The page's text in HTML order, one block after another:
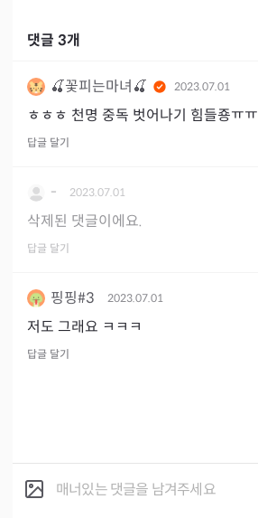
댓글 3개
🍒꽃피는마녀🍒 2023.07.01
ㅎㅎㅎ 천명 중독 벗어나기 힘들죵ㅠㅠ
답글 달기
- 2023.07.01
삭제된 댓글이에요.
답글 달기
핑핑#3 2023.07.01
저도 그래요 ㅋㅋㅋ
답글 달기